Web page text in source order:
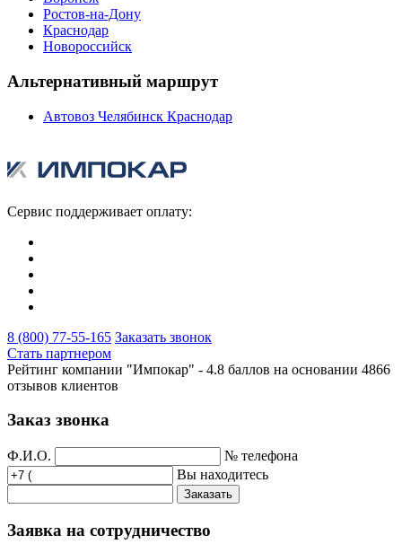
Ростов-на-Дону
Краснодар
Новороссийск
Альтернативный маршрут
Автовоз Челябинск Краснодар
Сервис поддерживает оплату:
8 (800) 77-55-165 Заказать звонок
Стать партнером
Рейтинг компании "Импокар" - 4.8 баллов на основании 4866
отзывов клиентов
Заказ звонка
Ф.И.О.
№ телефона
Вы находитесь
Заказать
Заявка на сотрудничество